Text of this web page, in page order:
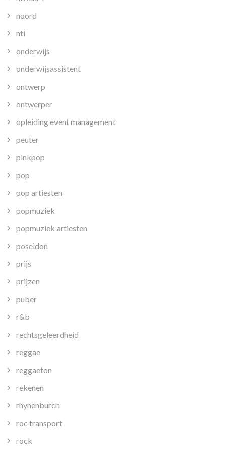
noord
nti
onderwijs
onderwijsassistent
ontwerp
ontwerper
opleiding event management
peuter
pinkpop
pop
pop artiesten
popmuziek
popmuziek artiesten
poseidon
prijs
prijzen
puber
r&b
rechtsgeleerdheid
reggae
reggaeton
rekenen
rhynenburch
roc transport
rock